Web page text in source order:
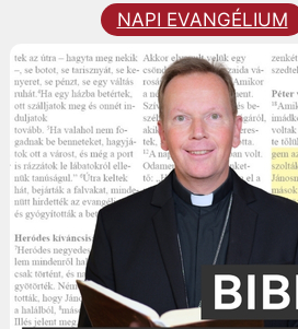
NAPI EVANGÉLIUM